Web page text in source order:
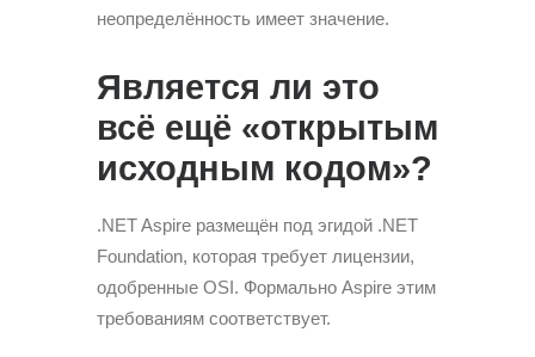
неопределённость имеет значение.
Является ли это
всё ещё «открытым
исходным кодом»?
.NET Aspire размещён под эгидой .NET
Foundation, которая требует лицензии,
одобренные OSI. Формально Aspire этим
требованиям соответствует.